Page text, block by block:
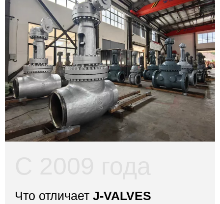
Что отличает J-VALVES